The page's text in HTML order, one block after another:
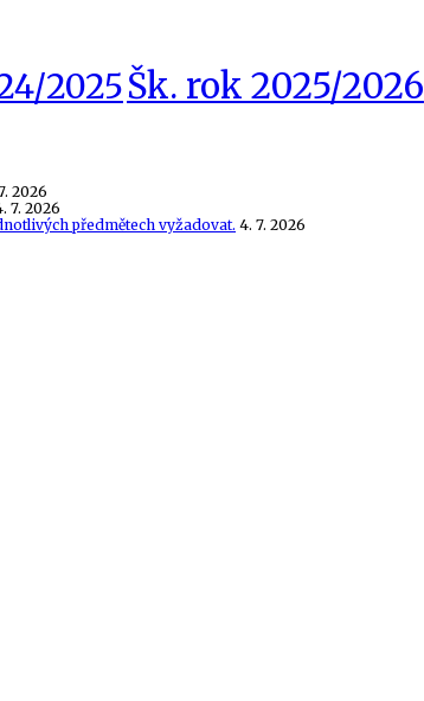
2025Šk. rok 2025/2026
2026
7. 2026
předmětech vyžadovat. 4. 7. 2026